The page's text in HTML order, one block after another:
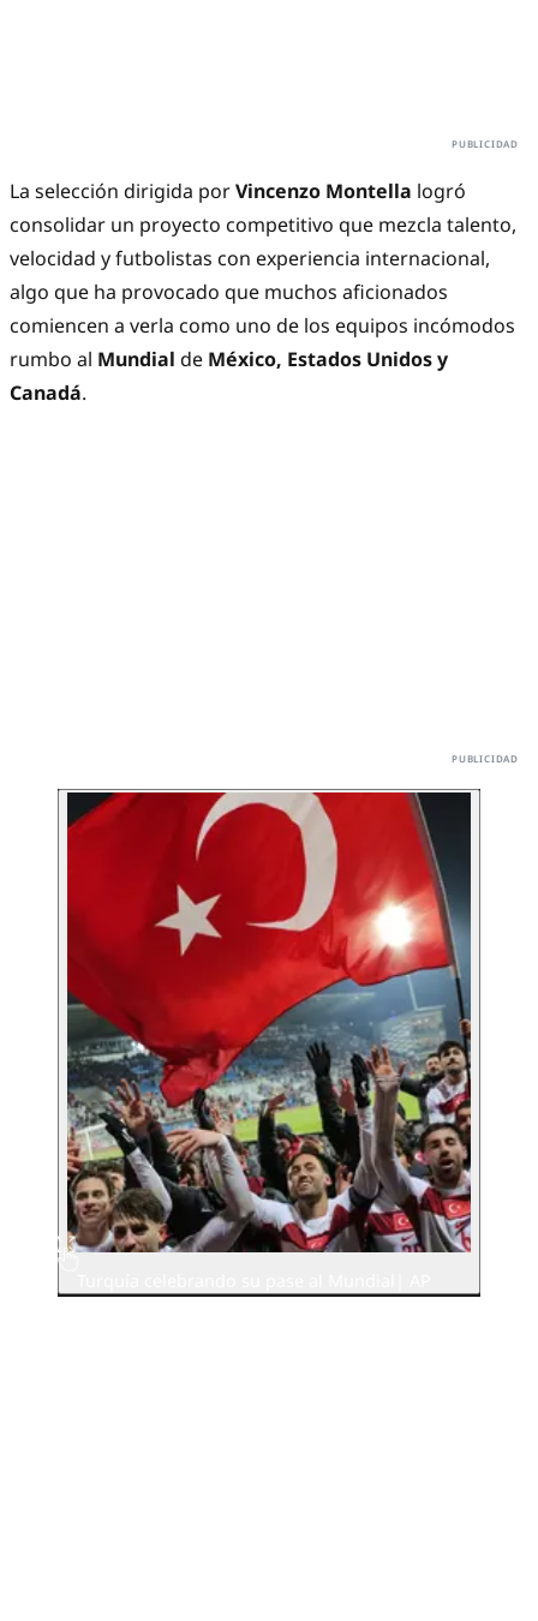
La selección dirigida porVincenzo Montella logró
consolidar un proyecto competitivo que mezcla talento,
velocidad y futbolistas con experiencia internacional,
algo que ha provocado que muchos aficionados
comiencen a verla como uno de los equipos incómodos
rumbo al Mundial de México, Estados Unidos y
Canadá.